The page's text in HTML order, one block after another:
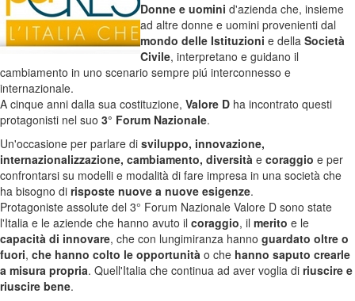
Donne e uomini d'azienda che, insieme
ad altre donne e uomini provenienti dal
mondo delle Istituzioni e della Società
Civile, interpretano e guidano il
cambiamento in uno scenario sempre piú interconnesso e
internazionale.
A cinque anni dalla sua costituzione, Valore D ha incontrato questi
protagonisti nel suo 3° Forum Nazionale.
Un'occasione per parlare di sviluppo, innovazione,
internazionalizzazione, cambiamento, diversità e coraggio e per
confrontarsi su modelli e modalità di fare impresa in una società che
ha bisogno di risposte nuove a nuove esigenze.
Protagoniste assolute del 3° Forum Nazionale Valore D sono state
l'Italia e le aziende che hanno avuto il coraggio, il merito e le
capacità di innovare, che con lungimiranza hanno guardato oltre o
fuori, che hanno colto le opportunità o che hanno saputo crearle
a misura propria. Quell'Italia che continua ad aver voglia di riuscire e
riuscire bene.